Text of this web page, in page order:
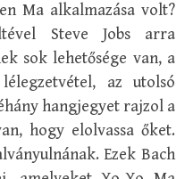
Ma alkalmazása volt?
Steve Jobs arra
sok lehetősége van, a
az utolsó
hangjegyet rajzol a
hogy elolvassa őket.
Ezek Bach